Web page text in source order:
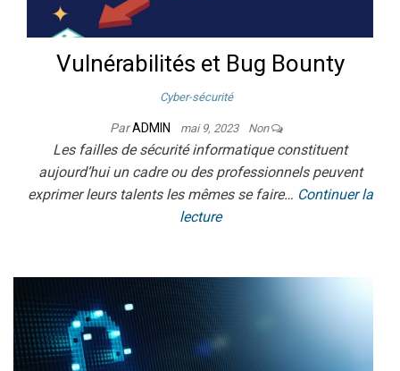
Vulnérabilités et Bug Bounty
Cyber-sécurité
ParADMIN mai 9, 2023 Non
Les failles de sécurité informatique constituent
aujourd’hui un cadre ou des professionnels peuvent
exprimer leurs talents les mêmes se faire… Continuer la
lecture